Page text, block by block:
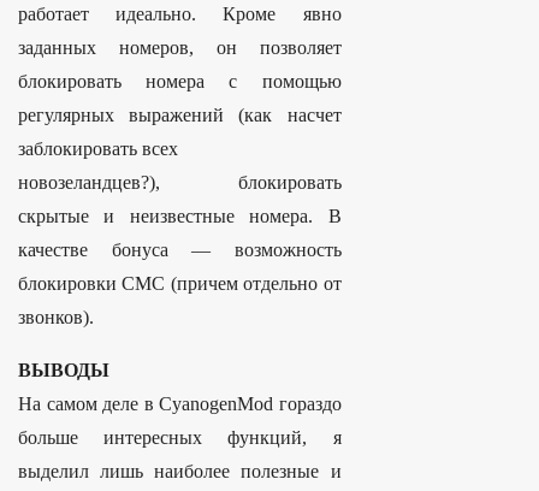
работает идеально. Кроме явно
заданных номеров, он позволяет
блокировать номера с помощью
регулярных выражений (как насчет
заблокировать всех
новозеландцев?), блокировать
скрытые и неизвестные номера. В
качестве бонуса — возможность
блокировки СМС (причем отдельно от
звонков).
ВЫВОДЫ
На самом деле в CyanogenMod гораздо
больше интересных функций, я
выделил лишь наиболее полезные и